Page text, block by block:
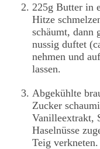
225g Butter in
Hitze
schäumt, dann
nussig duftet
nehmen und
lassen.
Abgekühlte
Zucker
Vanilleextrakt,
Haselnüsse
Teig verkneten.